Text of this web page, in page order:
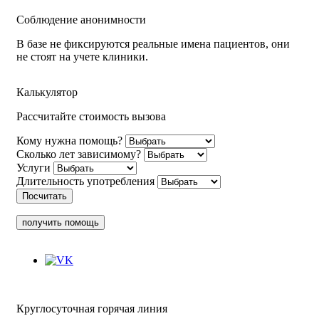
Соблюдение анонимности
В базе не фиксируются реальные имена пациентов, они
не стоят на учете клиники.
Калькулятор
Рассчитайте стоимость вызова
Кому нужна помощь?
Сколько лет зависимому?
Услуги
Длительность употребления
Посчитать
получить помощь
Круглосуточная горячая линия